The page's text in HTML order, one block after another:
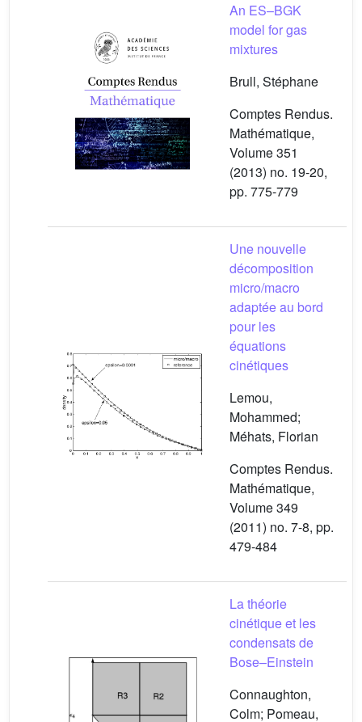
An ES–BGK
model for gas
mixtures
Brull, Stéphane
Comptes Rendus.
Mathématique,
Volume 351
(2013) no. 19-20,
pp. 775-779
Une nouvelle
décomposition
micro/macro
adaptée au bord
pour les
équations
cinétiques
Lemou,
Mohammed;
Méhats, Florian
Comptes Rendus.
Mathématique,
Volume 349
(2011) no. 7-8, pp.
479-484
La théorie
cinétique et les
condensats de
Bose–Einstein
Connaughton,
Colm; Pomeau,